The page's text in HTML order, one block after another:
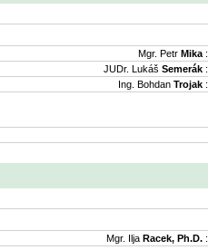
Mgr. Petr Mika :
JUDr. Lukáš Semerák :
Ing. Bohdan Trojak :
Mgr. Ilja Racek, Ph.D. :